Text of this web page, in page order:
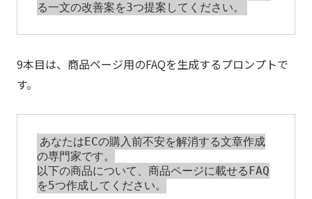
9本目は、商品ページ用のFAQを生成するプロンプトで
す。
あなたはECの購入前不安を解消する文章作成
の専門家です。
以下の商品について、商品ページに載せるFAQ
を5つ作成してください。